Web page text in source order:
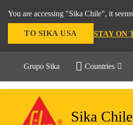
You are accessing "Sika Chile", it
TO SIKA USA STAY ON
Grupo Sika Countries
Sika Chile